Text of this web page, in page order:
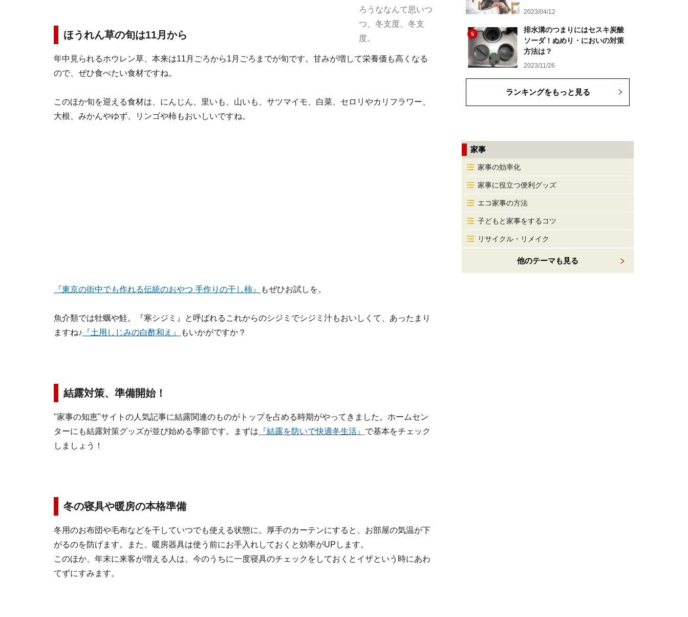
ろうななんて思いつ
つ、冬支度、冬支
度。
ほうれん草の旬は11月から
年中見られるホウレン草、本来は11月ごろから1月ごろまでが旬です。甘みが増して栄養価も高くなる
ので、ぜひ食べたい食材ですね。
このほか旬を迎える食材は、にんじん、里いも、山いも、サツマイモ、白菜、セロリやカリフラワー、
大根、みかんやゆず、リンゴや柿もおいしいですね。
『東京の街中でも作れる伝統のおやつ 手作りの干し柿』 もぜひお試しを。
魚介類では牡蠣や鮭。『寒シジミ』と呼ばれるこれからのシジミでシジミ汁もおいしくて、あったまり
ますね♪ 『土用しじみの白酢和え』 もいかがですか？
結露対策、準備開始！
"家事の知恵"サイトの人気記事に結露関連のものがトップを占める時期がやってきました。ホームセン
ターにも結露対策グッズが並び始める季節です。まずは 『結露を防いで快適冬生活』 で基本をチェック
しましょう！
冬の寝具や暖房の本格準備
冬用のお布団や毛布などを干していつでも使える状態に。厚手のカーテンにすると、お部屋の気温が下
がるのを防げます。また、暖房器具は使う前にお手入れしておくと効率がUPします。
このほか、年末に来客が増える人は、今のうちに一度寝具のチェックをしておくとイザという時にあわ
てずにすみます。
2023/04/12
5
排水溝のつまりにはセスキ炭酸
ソーダ！ぬめり・においの対策
方法は？
2023/11/26
ランキングをもっと見る
家事
家事の効率化
家事に役立つ便利グッズ
エコ家事の方法
子どもと家事をするコツ
リサイクル・リメイク
他のテーマも見る